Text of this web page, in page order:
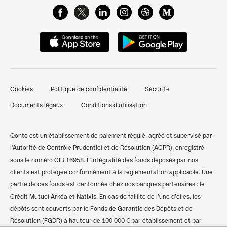
Cartes Business
Gestion des dépenses pro
Pré-comptabilité simplifiée
Financements et prêts
Compte pro auto-entrepreneur
Compte pro SASU
Compte bancaire associations
Compte pro SCI
Centre de ressources
Attestation de dépôt de capital
Comparer les banques pro
Qonto vs Shine
Codes BIC/SWIFT
Calculateur de TVA
Simulateur des frais kilométriques
FAQ & Support client
Qonto Avis
Nous contacter
Témoignages clients
Finpal - Notre communauté finance
Recommander Qonto
Plan du site
Cookies Politique de confidentialité Sécurité
Documents légaux Conditions d’utilisation
Qonto est un établissement de paiement régulé, agréé et supervisé par
l'Autorité de Contrôle Prudentiel et de Résolution (ACPR), enregistré
sous le numéro CIB 16958. L'intégralité des fonds déposés par nos
clients est protégée conformément à la réglementation applicable. Une
partie de ces fonds est cantonnée chez nos banques partenaires : le
Crédit Mutuel Arkéa et Natixis. En cas de faillite de l’une d’elles, les
dépôts sont couverts par le Fonds de Garantie des Dépôts et de
Résolution (FGDR) à hauteur de 100 000 € par établissement et par